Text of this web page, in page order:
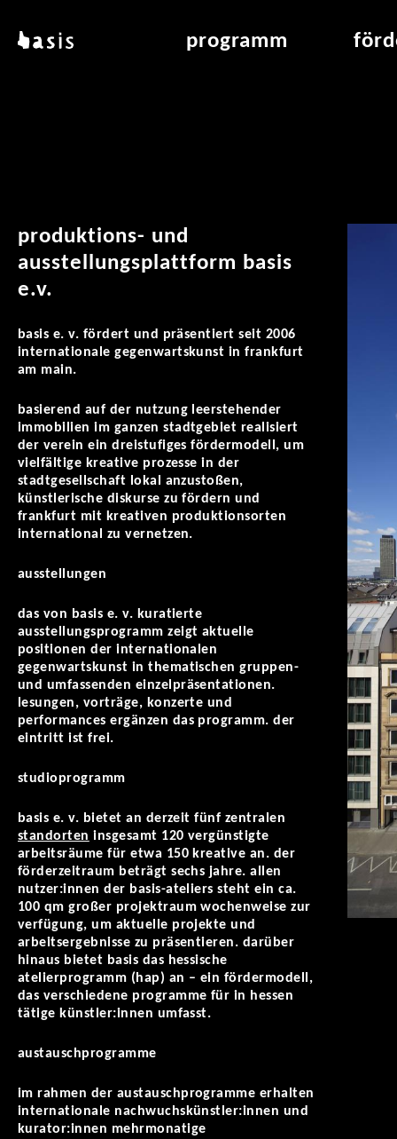
basis programm
produktions- und
ausstellungsplattform basis
e.v.
basis e. v. fördert und präsentiert seit 2006
internationale gegenwartskunst in frankfurt
am main.
basierend auf der nutzung leerstehender
immobilien im ganzen stadtgebiet realisiert
der verein ein dreistufiges fördermodell, um
vielfältige kreative prozesse in der
stadtgesellschaft lokal anzustoßen,
künstlerische diskurse zu fördern und
frankfurt mit kreativen produktionsorten
international zu vernetzen.
ausstellungen
das von basis e. v. kuratierte
ausstellungsprogramm zeigt aktuelle
positionen der internationalen
gegenwartskunst in thematischen gruppen-
und umfassenden einzelpräsentationen.
lesungen, vorträge, konzerte und
performances ergänzen das programm. der
eintritt ist frei.
studioprogramm
basis e. v. bietet an derzeit fünf zentralen
standorten insgesamt 120 vergünstigte
arbeitsräume für etwa 150 kreative an. der
förderzeitraum beträgt sechs jahre. allen
nutzer:innen der basis-ateliers steht ein ca.
100 qm großer projektraum wochenweise zur
verfügung, um aktuelle projekte und
arbeitsergebnisse zu präsentieren. darüber
hinaus bietet basis das hessische
atelierprogramm (hap) an – ein fördermodell,
das verschiedene programme für in hessen
tätige künstler:innen umfasst.
austauschprogramme
im rahmen der austauschprogramme erhalten
internationale nachwuchskünstler:innen und
kurator:innen mehrmonatige